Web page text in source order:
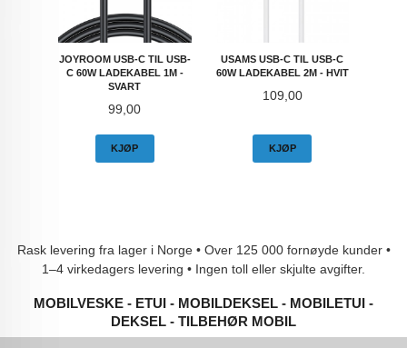
JOYROOM USB-C TIL USB-
C 60W LADEKABEL 1M -
SVART
Pris
99,00
KJØP
USAMS USB-C TIL USB-C
60W LADEKABEL 2M - HVIT
Pris
109,00
KJØP
Rask levering fra lager i Norge • Over 125 000 fornøyde kunder •
1–4 virkedagers levering • Ingen toll eller skjulte avgifter.
MOBILVESKE - ETUI - MOBILDEKSEL - MOBILETUI -
DEKSEL - TILBEHØR MOBIL